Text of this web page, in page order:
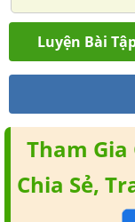
Luyện Bài
Tham Gia
Chia Sẻ,